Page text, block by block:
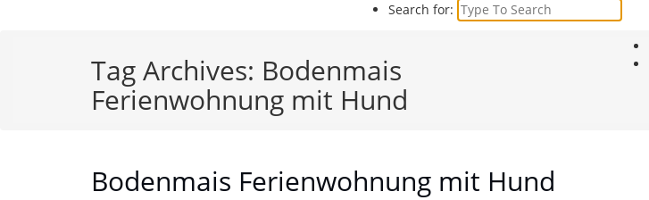
Search for:
Tag Archives: Bodenmais
Ferienwohnung mit Hund
Bodenmais Ferienwohnung mit Hund